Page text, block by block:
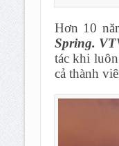
Hơn 10
Spring.
tác khi
cả thành